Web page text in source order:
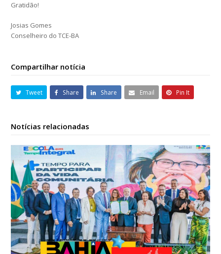
Gratidão!
Josias Gomes
Conselheiro do TCE-BA
Compartilhar notícia
Tweet Share Share Email Pin It
Notícias relacionadas